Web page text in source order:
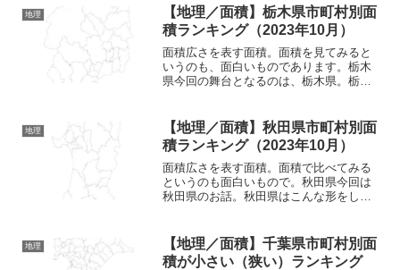
れぞれの特色があります。その都市はい
ろんな分け方ができるもの...
地理
【地理／面積】栃木県市町村別面
積ランキング（2023年10月）
面積広さを表す面積。面積を見てみると
いうのも、面白いものであります。栃木
県今回の舞台となるのは、栃木県。栃木
す。そんな立地もあり、関東地方の中で
も北関東といわれることも...
地理
【地理／面積】秋田県市町村別面
積ランキング（2023年10月）
面積広さを表す面積。面積で比べてみる
というのも面白いもので。秋田県今回は
秋田県のお話。秋田県はこんな形をして
東には岩手県、南では山形県と宮城県と
も接している県となってい...
地理
【地理／面積】千葉県市町村別面
積が小さい（狭い）ランキング